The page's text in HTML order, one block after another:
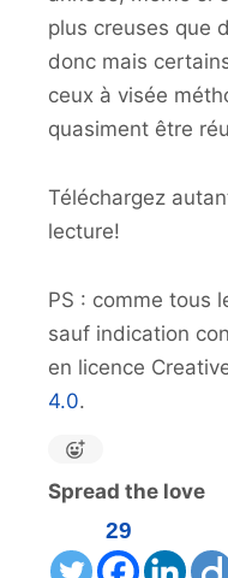
plus creuses que
donc mais
ceux à visée
quasiment être
Téléchargez
lecture!
PS : comme tous
sauf indication
en licence
4.0.
Spread the love
29